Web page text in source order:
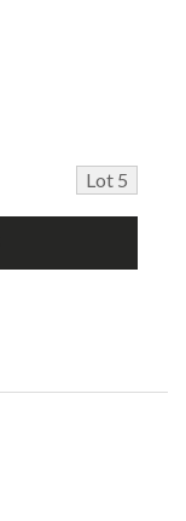
Lot 5